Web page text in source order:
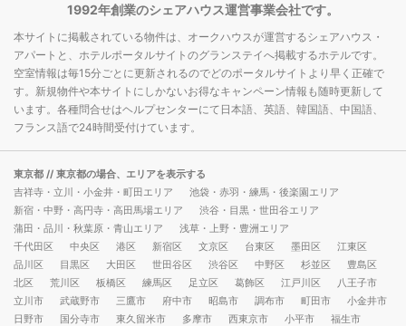
1992年創業のシェアハウス運営事業会社です。
本サイトに掲載されている物件は、オークハウスが運営するシェアハウス・
アパートと、ホテルポータルサイトのグランステイへ掲載するホテルです。
空室情報は毎15分ごとに更新されるのでどのポータルサイトより早く正確で
す。新規物件や本サイトにしかないお得なキャンペーン情報も随時更新して
います。各種問合せはヘルプセンターにて日本語、英語、韓国語、中国語、
フランス語で24時間受付けています。
東京都 // 東京都の場合、エリアを表示する
吉祥寺・立川・小金井・町田エリア
池袋・赤羽・練馬・後楽園エリア
新宿・中野・高円寺・高田馬場エリア
渋谷・目黒・世田谷エリア
蒲田・品川・秋葉原・青山エリア
浅草・上野・豊洲エリア
千代田区
中央区 港区 新宿区 文京区 台東区 墨田区
江東区
品川区
目黒区 大田区 世田谷区 渋谷区 中野区 杉並区
豊島区
北区
荒川区 板橋区 練馬区 足立区 葛飾区 江戸川区
八王子市
立川市
武蔵野市 三鷹市 府中市 昭島市 調布市 町田市
小金井市
日野市
国分寺市 東久留米市 多摩市 西東京市 小平市
福生市